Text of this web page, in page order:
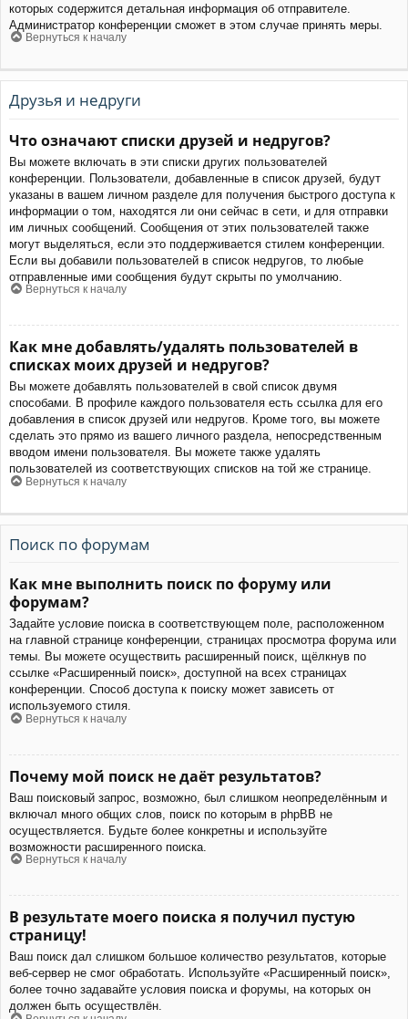
которых содержится детальная информация об отправителе.
Администратор конференции сможет в этом случае принять меры.
Вернуться к началу
Друзья и недруги
Что означают списки друзей и недругов?
Вы можете включать в эти списки других пользователей
конференции. Пользователи, добавленные в список друзей, будут
указаны в вашем личном разделе для получения быстрого доступа к
информации о том, находятся ли они сейчас в сети, и для отправки
им личных сообщений. Сообщения от этих пользователей также
могут выделяться, если это поддерживается стилем конференции.
Если вы добавили пользователей в список недругов, то любые
отправленные ими сообщения будут скрыты по умолчанию.
Вернуться к началу
Как мне добавлять/удалять пользователей в
списках моих друзей и недругов?
Вы можете добавлять пользователей в свой список двумя
способами. В профиле каждого пользователя есть ссылка для его
добавления в список друзей или недругов. Кроме того, вы можете
сделать это прямо из вашего личного раздела, непосредственным
вводом имени пользователя. Вы можете также удалять
пользователей из соответствующих списков на той же странице.
Вернуться к началу
Поиск по форумам
Как мне выполнить поиск по форуму или
форумам?
Задайте условие поиска в соответствующем поле, расположенном
на главной странице конференции, страницах просмотра форума или
темы. Вы можете осуществить расширенный поиск, щёлкнув по
ссылке «Расширенный поиск», доступной на всех страницах
конференции. Способ доступа к поиску может зависеть от
используемого стиля.
Вернуться к началу
Почему мой поиск не даёт результатов?
Ваш поисковый запрос, возможно, был слишком неопределённым и
включал много общих слов, поиск по которым в phpBB не
осуществляется. Будьте более конкретны и используйте
возможности расширенного поиска.
Вернуться к началу
В результате моего поиска я получил пустую
страницу!
Ваш поиск дал слишком большое количество результатов, которые
веб-сервер не смог обработать. Используйте «Расширенный поиск»,
более точно задавайте условия поиска и форумы, на которых он
должен быть осуществлён.